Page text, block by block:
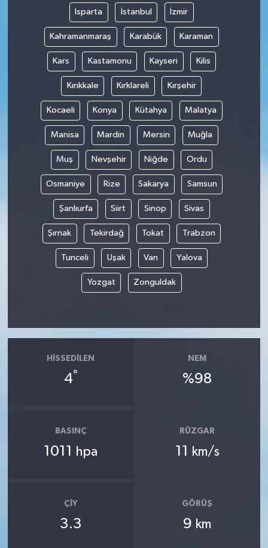
Isparta İstanbul İzmir
Kahramanmaraş Karabük Karaman
Kars Kastamonu Kayseri Kilis
Kırıkkale Kırklareli Kırşehir
Kocaeli Konya Kütahya Malatya
Manisa Mardin Mersin Muğla
Muş Nevşehir Niğde Ordu
Osmaniye Rize Sakarya Samsun
Şanlıurfa Siirt Sinop Sivas
Şırnak Tekirdağ Tokat Trabzon
Tunceli Uşak Van Yalova
Yozgat Zonguldak
HISSEDILEN
4°
NEM
%98
BASINÇ
1011 hpa
RÜZGAR
11 km/s
ÇIY
3.3
GÖRÜŞ
9 km